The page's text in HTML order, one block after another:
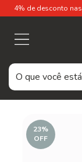
4% de desconto
23%
OFF